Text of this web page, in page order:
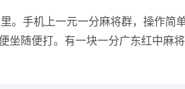
手机上一元一分麻将群，操作简
随便打。有一块一分广东红中麻